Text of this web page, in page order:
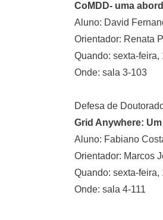
CoMDD- uma
Aluno: David
Orientador: Renata
Quando: sexta-feira,
Onde: sala 3-103
Defesa de
Grid Anywhere:
Aluno: Fabiano
Orientador: Marcos
Quando: sexta-feira,
Onde: sala 4-111